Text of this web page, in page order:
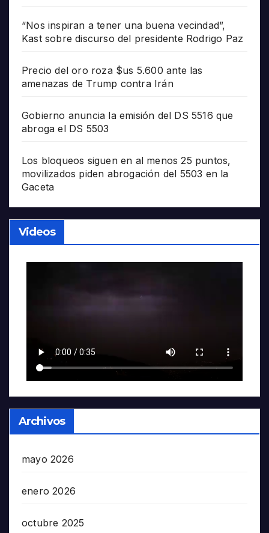
“Nos inspiran a tener una buena vecindad”,
Kast sobre discurso del presidente Rodrigo Paz
Precio del oro roza $us 5.600 ante las
amenazas de Trump contra Irán
Gobierno anuncia la emisión del DS 5516 que
abroga el DS 5503
Los bloqueos siguen en al menos 25 puntos,
movilizados piden abrogación del 5503 en la
Gaceta
Videos
Archivos
mayo 2026
enero 2026
octubre 2025